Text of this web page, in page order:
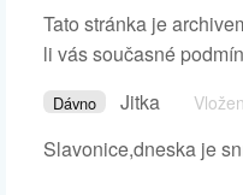
Tato stránka je
li vás současné
Dávno Jitka
Slavonice,dneska je